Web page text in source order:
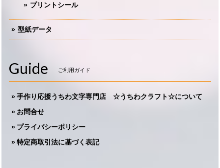
プリントシール
型紙データ
Guide ご利用ガイド
手作り応援うちわ文字専門店 ☆うちわクラフト☆について
お問合せ
プライバシーポリシー
特定商取引法に基づく表記